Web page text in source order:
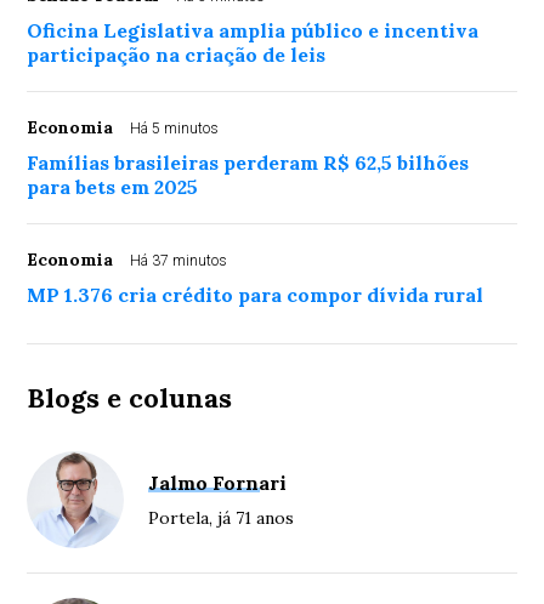
Oficina Legislativa amplia público e incentiva
participação na criação de leis
Economia Há 5 minutos
Famílias brasileiras perderam R$ 62,5 bilhões
para bets em 2025
Economia Há 37 minutos
MP 1.376 cria crédito para compor dívida rural
Blogs e colunas
Jalmo Fornari
Portela, já 71 anos